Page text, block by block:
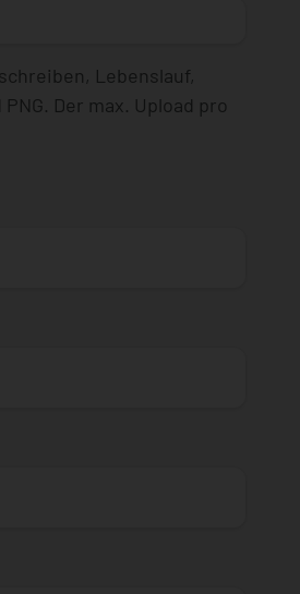
Lebenslauf,
Der max. Upload pro